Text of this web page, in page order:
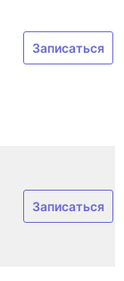
Записаться
Записаться